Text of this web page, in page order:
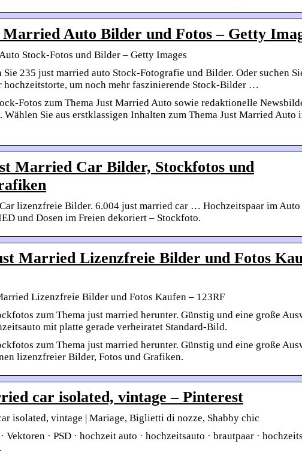
Married Auto Bilder und Fotos – Getty
Stock-Fotos und Bilder – Getty Images
Sie 235 just married auto Stock-Fotografie und Bilder. Oder suchen
hochzeitstorte, um noch mehr faszinierende Stock-Bilder …
Fotos zum Thema Just Married Auto sowie redaktionelle
Wählen Sie aus erstklassigen Inhalten zum Thema Just Married Auto
Married Car Bilder, Stockfotos und
lizenzfreie Bilder. 6.004 just married car … Hochzeitspaar im
und Dosen im Freien dekoriert – Stockfoto.
Married Lizenzfreie Bilder und Fotos
Lizenzfreie Bilder und Fotos Kaufen – 123RF
zum Thema just married herunter. Günstig und eine große
mit platte gerade verheiratet Standard-Bild.
zum Thema just married herunter. Günstig und eine große
lizenzfreier Bilder, Fotos und Grafiken.
car isolated, vintage – Pinterest
isolated, vintage | Mariage, Biglietti di nozze, Shabby chic
Vektoren · PSD · hochzeit auto · hochzeitsauto · brautpaar ·